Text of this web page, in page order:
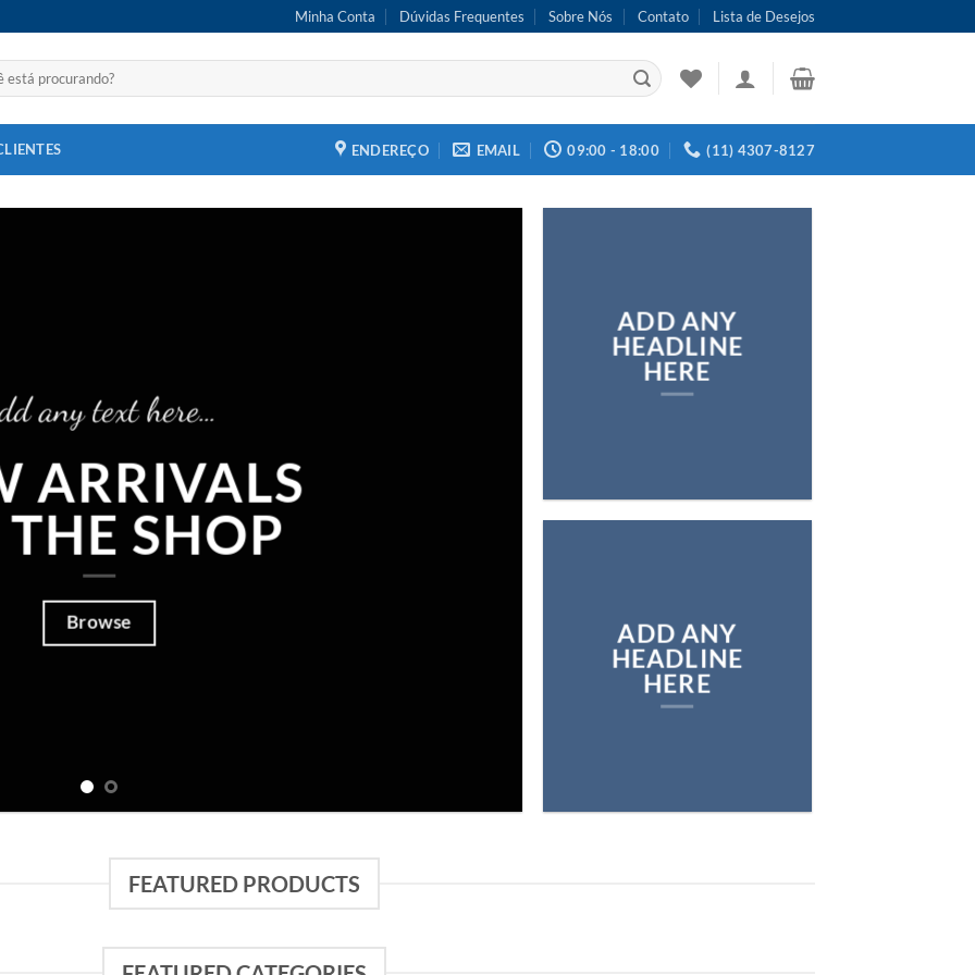
Minha Conta Dúvidas Frequentes Sobre Nós Contato Lista de Desejos
ENDEREÇO EMAIL 09:00 - 18:00 (11) 4307-8127
any text here…
ARRIVALS
SHOP
Browse
Add any text here…
NEW
ON THE
Browse
ADD ANY
HEADLINE
HERE
ADD ANY
HEADLINE
HERE
FEATURED PRODUCTS